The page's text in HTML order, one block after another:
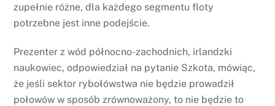
zupełnie różne, dla każdego segmentu floty
potrzebne jest inne podejście.
Prezenter z wód północno-zachodnich, irlandzki
naukowiec, odpowiedział na pytanie Szkota, mówiąc,
że jeśli sektor rybołówstwa nie będzie prowadził
połowów w sposób zrównoważony, to nie będzie to